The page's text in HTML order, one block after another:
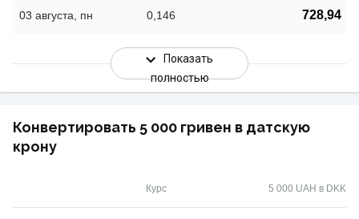
03 августа, пн 0,146 728,94
Показать
полностью
Конвертировать 5 000 гривен в датскую
крону
Курс 5 000 UAH в DKK